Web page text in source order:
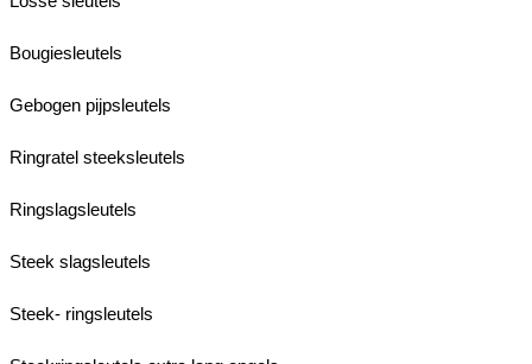
Bougiesleutels
Gebogen pijpsleutels
Ringratel steeksleutels
Ringslagsleutels
Steek slagsleutels
Steek- ringsleutels